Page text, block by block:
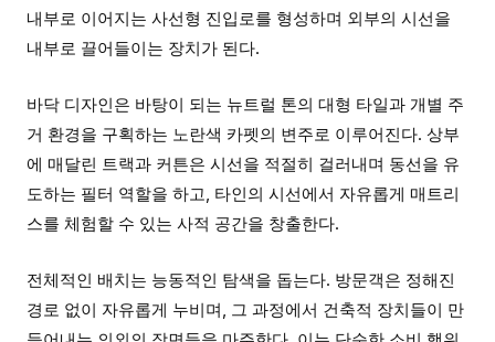
내부로 이어지는 사선형 진입로를 형성하며 외부의 시선을
내부로 끌어들이는 장치가 된다.
바닥 디자인은 바탕이 되는 뉴트럴 톤의 대형 타일과 개별 주
거 환경을 구획하는 노란색 카펫의 변주로 이루어진다. 상부
에 매달린 트랙과 커튼은 시선을 적절히 걸러내며 동선을 유
도하는 필터 역할을 하고, 타인의 시선에서 자유롭게 매트리
스를 체험할 수 있는 사적 공간을 창출한다.
전체적인 배치는 능동적인 탐색을 돕는다. 방문객은 정해진
경로 없이 자유롭게 누비며, 그 과정에서 건축적 장치들이 만